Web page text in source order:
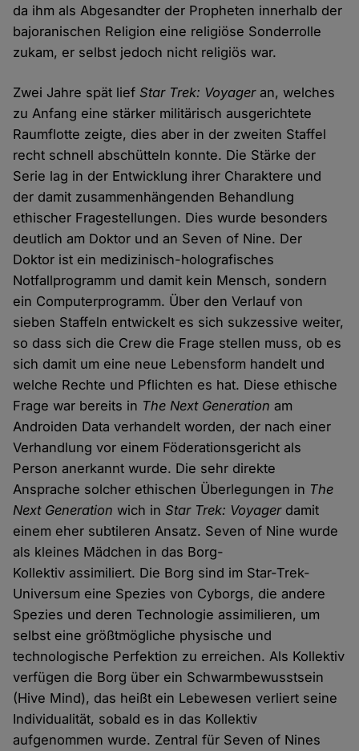
da ihm als Abgesandter der Propheten innerhalb der
bajoranischen Religion eine religiöse Sonderrolle
zukam, er selbst jedoch nicht religiös war.
Zwei Jahre spät liefStar Trek: Voyageran, welches
zu Anfang eine stärker militärisch ausgerichtete
Raumflotte zeigte, dies aber in der zweiten Staffel
recht schnell abschütteln konnte. Die Stärke der
Serie lag in der Entwicklung ihrer Charaktere und
der damit zusammenhängenden Behandlung
ethischer Fragestellungen. Dies wurde besonders
deutlich am Doktor und an Seven of Nine. Der
Doktor ist ein medizinisch-holografisches
Notfallprogramm und damit kein Mensch, sondern
ein Computerprogramm. Über den Verlauf von
sieben Staffeln entwickelt es sich sukzessive weiter,
so dass sich die Crew die Frage stellen muss, ob es
sich damit um eine neue Lebensform handelt und
welche Rechte und Pflichten es hat. Diese ethische
Frage war bereits in The Next Generation am
Androiden Data verhandelt worden, der nach einer
Verhandlung vor einem Föderationsgericht als
Person anerkannt wurde. Die sehr direkte
Ansprache solcher ethischen Überlegungen in The
Next Generation wich inStar Trek: Voyagerdamit
einem eher subtileren Ansatz. Seven of Nine wurde
als kleines Mädchen in das Borg-
Kollektiv assimiliert. Die Borg sind im Star-Trek-
Universum eine Spezies von Cyborgs, die andere
Spezies und deren Technologie assimilieren, um
selbst eine größtmögliche physische und
technologische Perfektion zu erreichen. Als Kollektiv
verfügen die Borg über ein Schwarmbewusstsein
(Hive Mind), das heißt ein Lebewesen verliert seine
Individualität, sobald es in das Kollektiv
aufgenommen wurde. Zentral für Seven of Nines